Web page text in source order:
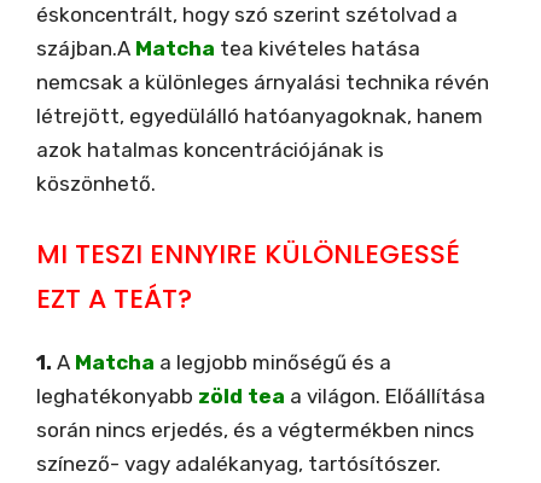
éskoncentrált, hogy szó szerint szétolvad a
szájban.A Matcha tea kivételes hatása
nemcsak a különleges árnyalási technika révén
létrejött, egyedülálló hatóanyagoknak, hanem
azok hatalmas koncentrációjának is
köszönhető.
MI TESZI ENNYIRE KÜLÖNLEGESSÉ
EZT A TEÁT?
1. A Matcha a legjobb minőségű és a
leghatékonyabb zöld tea a világon. Előállítása
során nincs erjedés, és a végtermékben nincs
színező- vagy adalékanyag, tartósítószer.